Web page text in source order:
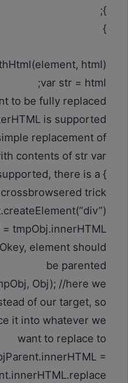
};
}
html) {
var str = html;
to be fully replaced
is supported
replacement of
contents of str var
there is a
trick
tmpObj.innerHTML = ‘‘;
element should
be parented
Obj); //here we
of our target, so
it into whatever we
want to replace to
=